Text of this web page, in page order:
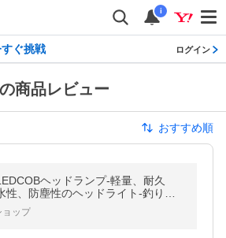
i
ぐ挑戦 ログイン
商品レビュー
おすすめ順
ヘッドランプ-軽量、耐久
性、防塵性のヘッドライト-釣り、
ャンプ、ハイキング用品
ョップ